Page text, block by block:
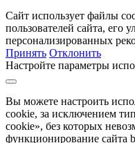
Сайт использует файлы
пользователей сайта, его
персонализированных
Принять Отклонить
Настройте параметры
Вы можете настроить
cookie, за исключением
cookie», без которых
функционирование сайта